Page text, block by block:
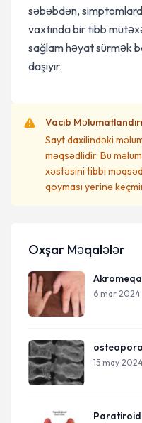
səbəbdən,
vaxtında bir tibb
sağlam həyat sürmək
daşıyır.
Vacib
Sayt daxilindəki
məqsədlidir. Bu
xəstəsini tibbi
qoyması yerinə
Oxşar Məqalələr
6 mar 2024
15 may 2024
Paratiroid